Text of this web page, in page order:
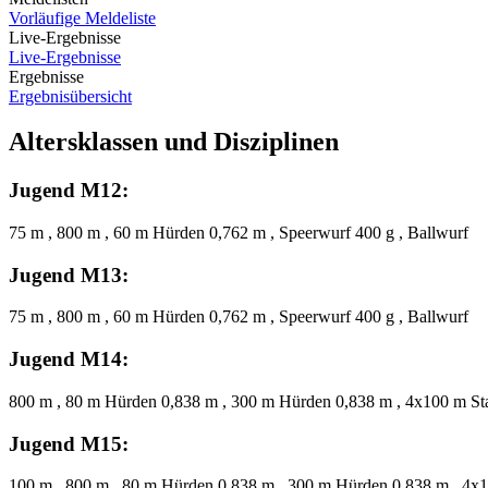
Vorläufige Meldeliste
Live-Ergebnisse
Live-Ergebnisse
Ergebnisse
Ergebnisübersicht
Altersklassen und Disziplinen
Jugend M12:
75 m , 800 m , 60 m Hürden 0,762 m , Speerwurf 400 g , Ballwurf
Jugend M13:
75 m , 800 m , 60 m Hürden 0,762 m , Speerwurf 400 g , Ballwurf
Jugend M14:
800 m , 80 m Hürden 0,838 m , 300 m Hürden 0,838 m , 4x100 m
Jugend M15: